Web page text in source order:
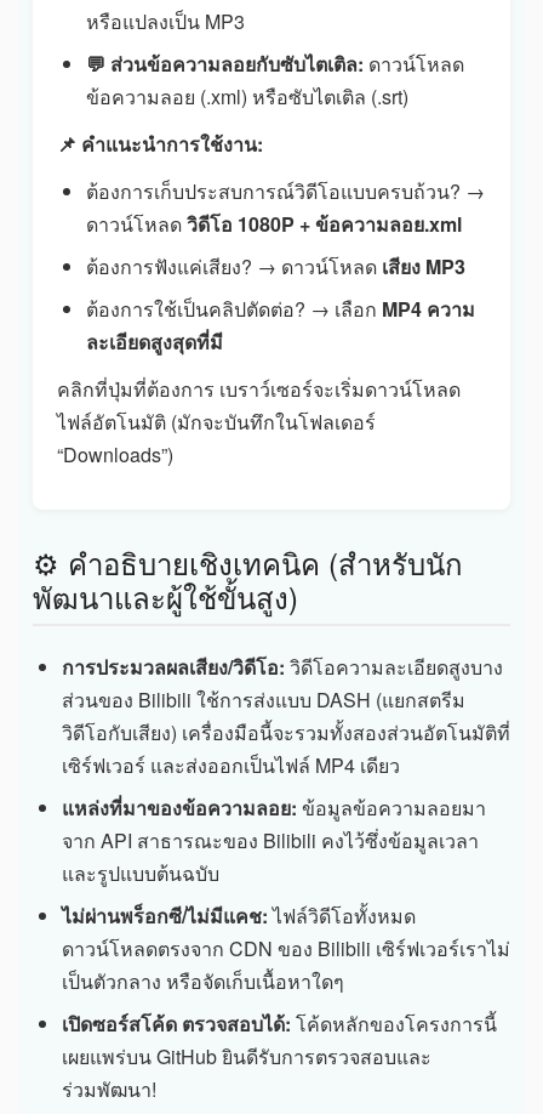
หรือแปลงเป็น MP3
💬 ส่วนข้อความลอยกับซับไตเติล: ดาวน์โหลด
ข้อความลอย (.xml) หรือซับไตเติล (.srt)
📌 คำแนะนำการใช้งาน:
ต้องการเก็บประสบการณ์วิดีโอแบบครบถ้วน? →
ดาวน์โหลดวิดีโอ 1080P + ข้อความลอย.xml
ต้องการฟังแค่เสียง? → ดาวน์โหลด เสียง MP3
ต้องการใช้เป็นคลิปตัดต่อ? → เลือก MP4 ความ
ละเอียดสูงสุดที่มี
คลิกที่ปุ่มที่ต้องการ เบราว์เซอร์จะเริ่มดาวน์โหลด
ไฟล์อัตโนมัติ (มักจะบันทึกในโฟลเดอร์
“Downloads”)
⚙️ คำอธิบายเชิงเทคนิค (สำหรับนัก
พัฒนาและผู้ใช้ขั้นสูง)
การประมวลผลเสียง/วิดีโอ: วิดีโอความละเอียดสูงบาง
ส่วนของ Bilibili ใช้การส่งแบบ DASH (แยกสตรีม
วิดีโอกับเสียง) เครื่องมือนี้จะรวมทั้งสองส่วนอัตโนมัติที่
เซิร์ฟเวอร์ และส่งออกเป็นไฟล์ MP4 เดียว
แหล่งที่มาของข้อความลอย: ข้อมูลข้อความลอยมา
จาก API สาธารณะของ Bilibili คงไว้ซึ่งข้อมูลเวลา
และรูปแบบต้นฉบับ
ไม่ผ่านพร็อกซี/ไม่มีแคช:ไฟล์วิดีโอทั้งหมด
ดาวน์โหลดตรงจาก CDN ของ Bilibili เซิร์ฟเวอร์เราไม่
เป็นตัวกลาง หรือจัดเก็บเนื้อหาใดๆ
เปิดซอร์สโค้ด ตรวจสอบได้: โค้ดหลักของโครงการนี้
เผยแพร่บน GitHub ยินดีรับการตรวจสอบและ
ร่วมพัฒนา!